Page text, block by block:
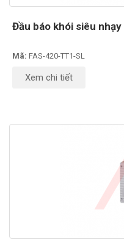
Đầu báo khói siêu
Mã: FAS-420-TT1-SL
Xem chi tiết